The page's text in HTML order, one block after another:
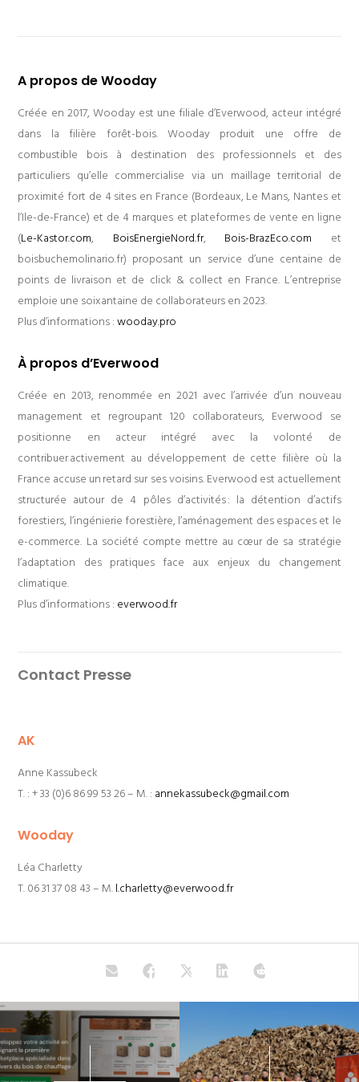
A propos de Wooday
Créée en 2017, Wooday est une filiale d’Everwood, acteur intégré
dans la filière forêt-bois. Wooday produit une offre de
combustible bois à destination des professionnels et des
particuliers qu’elle commercialise via un maillage territorial de
proximité fort de 4 sites en France (Bordeaux, Le Mans, Nantes et
l’Ile-de-France) et de 4 marques et plateformes de vente en ligne
(Le-Kastor.com, BoisEnergieNord.fr, Bois-BrazEco.com et
boisbuchemolinario.fr) proposant un service d’une centaine de
points de livraison et de click & collect en France. L’entreprise
emploie une soixantaine de collaborateurs en 2023.
Plus d’informations :wooday.pro
À propos d’Everwood
Créée en 2013, renommée en 2021 avec l’arrivée d’un nouveau
management et regroupant 120 collaborateurs, Everwood se
positionne en acteur intégré avec la volonté de
contribuer activement au développement de cette filière où la
France accuse un retard sur ses voisins. Everwood est actuellement
structurée autour de 4 pôles d’activités : la détention d’actifs
forestiers, l’ingénierie forestière, l’aménagement des espaces et le
e-commerce. La société compte mettre au cœur de sa stratégie
l’adaptation des pratiques face aux enjeux du changement
climatique.
Plus d’informations : everwood.fr
Contact Presse
AK
Anne Kassubeck
T. : + 33 (0)6 86 99 53 26 – M. : annekassubeck@gmail.com
Wooday
Léa Charletty
T. 06 31 37 08 43 – M.l.charletty@everwood.fr